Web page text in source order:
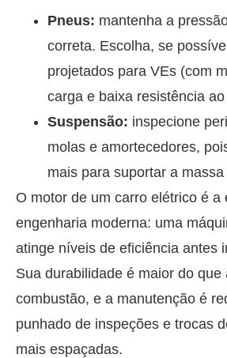
Pneus: mantenha a
correta. Escolha, se
projetados para VEs (com
carga e baixa resistência
Suspensão: inspecione
molas e amortecedores,
mais para suportar a
O motor de um carro elétrico é a
engenharia moderna: uma
atinge níveis de eficiência antes
Sua durabilidade é maior do que
combustão, e a manutenção é
punhado de inspeções e trocas
mais espaçadas.